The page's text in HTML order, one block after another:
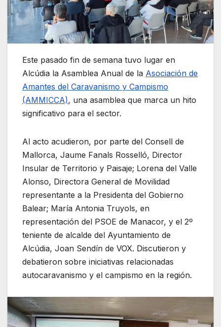
Este pasado fin de semana tuvo lugar en
Alcúdia la Asamblea Anual de la Asociación de
Amantes del Caravanismo y Campismo
(AMMICCA), una asamblea que marca un hito
significativo para el sector.
Al acto acudieron, por parte del Consell de
Mallorca, Jaume Fanals Rosselló, Director
Insular de Territorio y Paisaje; Lorena del Valle
Alonso, Directora General de Movilidad
representante a la Presidenta del Gobierno
Balear; María Antonia Truyols, en
representación del PSOE de Manacor, y el 2º
teniente de alcalde del Ayuntamiento de
Alcúdia, Joan Sendín de VOX. Discutieron y
debatieron sobre iniciativas relacionadas
autocaravanismo y el campismo en la región.